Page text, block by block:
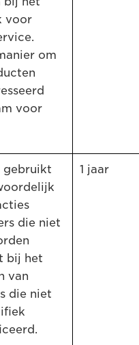
voor
om
voor
gebruikt
die niet
bij het
van
die niet
1 jaar